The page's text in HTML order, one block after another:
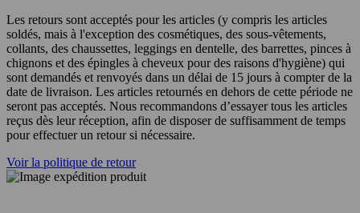
Les retours sont acceptés pour les articles (y compris les articles
soldés, mais à l'exception des cosmétiques, des sous-vêtements,
collants, des chaussettes, leggings en dentelle, des barrettes, pinces à
chignons et des épingles à cheveux pour des raisons d'hygiène) qui
sont demandés et renvoyés dans un délai de 15 jours à compter de la
date de livraison. Les articles retournés en dehors de cette période ne
seront pas acceptés. Nous recommandons d’essayer tous les articles
reçus dès leur réception, afin de disposer de suffisamment de temps
pour effectuer un retour si nécessaire.
Voir la politique de retour